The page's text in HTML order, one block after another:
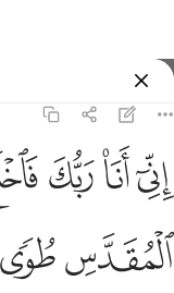
اني
إِنِّىٓ أَنَا۠ رَبُّكَ
ﲺﲻﲼ
ﳁﳂ